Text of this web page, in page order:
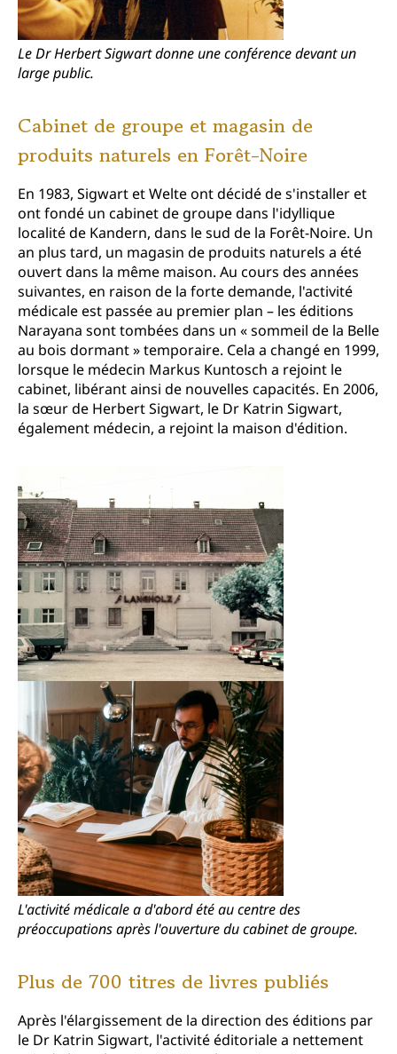
Le Dr Herbert Sigwart donne une conférence devant un
large public.
Cabinet de groupe et magasin de
produits naturels en Forêt-Noire
En 1983, Sigwart et Welte ont décidé de s'installer et
ont fondé un cabinet de groupe dans l'idyllique
localité de Kandern, dans le sud de la Forêt-Noire. Un
an plus tard, un magasin de produits naturels a été
ouvert dans la même maison. Au cours des années
suivantes, en raison de la forte demande, l'activité
médicale est passée au premier plan – les éditions
Narayana sont tombées dans un « sommeil de la Belle
au bois dormant » temporaire. Cela a changé en 1999,
lorsque le médecin Markus Kuntosch a rejoint le
cabinet, libérant ainsi de nouvelles capacités. En 2006,
la sœur de Herbert Sigwart, le Dr Katrin Sigwart,
également médecin, a rejoint la maison d'édition.
L'activité médicale a d'abord été au centre des
préoccupations après l'ouverture du cabinet de groupe.
Plus de 700 titres de livres publiés
Après l'élargissement de la direction des éditions par
le Dr Katrin Sigwart, l'activité éditoriale a nettement